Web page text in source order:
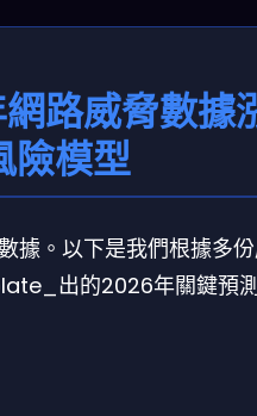
路威脅數據
險模型
據。以下是我們根據多
出的2026年關鍵預